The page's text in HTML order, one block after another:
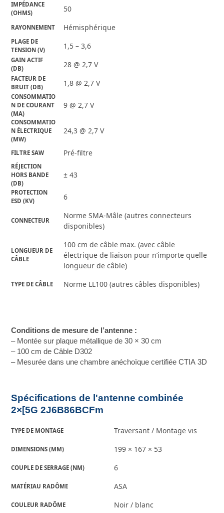
IMPÉDANCE
(OHMS)
50
RAYONNEMENT Hémisphérique
PLAGE DE
TENSION (V)
1,5 – 3,6
GAIN ACTIF
(DB)
28 @ 2,7 V
FACTEUR DE
BRUIT (DB)
1,8 @ 2,7 V
CONSOMMATIO
N DE COURANT
(MA)
9 @ 2,7 V
CONSOMMATIO
N ÉLECTRIQUE
(MW)
24,3 @ 2,7 V
FILTRE SAW Pré-filtre
RÉJECTION
HORS BANDE
(DB)
± 43
PROTECTION
ESD (KV)
6
CONNECTEUR
Norme SMA-Mâle (autres connecteurs
disponibles)
LONGUEUR DE
CÂBLE
100 cm de câble max. (avec câble
électrique de liaison pour n’importe quelle
longueur de câble)
TYPE DE CÂBLE Norme LL100 (autres câbles disponibles)
Conditions de mesure de l’antenne :
– Montée sur plaque métallique de 30 × 30 cm
– 100 cm de Câble D302
– Mesurée dans une chambre anéchoïque certifiée CTIA 3D
Spécifications de l'antenne combinée
2×[5G 2J6B86BCFm
TYPE DE MONTAGE Traversant / Montage vis
DIMENSIONS (MM) 199 × 167 × 53
COUPLE DE SERRAGE (NM) 6
MATÉRIAU RADÔME ASA
COULEUR RADÔME Noir / blanc